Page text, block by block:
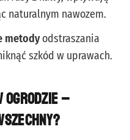
naturalnym nawozem.
metodyodstraszania
szkód w uprawach.
ogrodzie –